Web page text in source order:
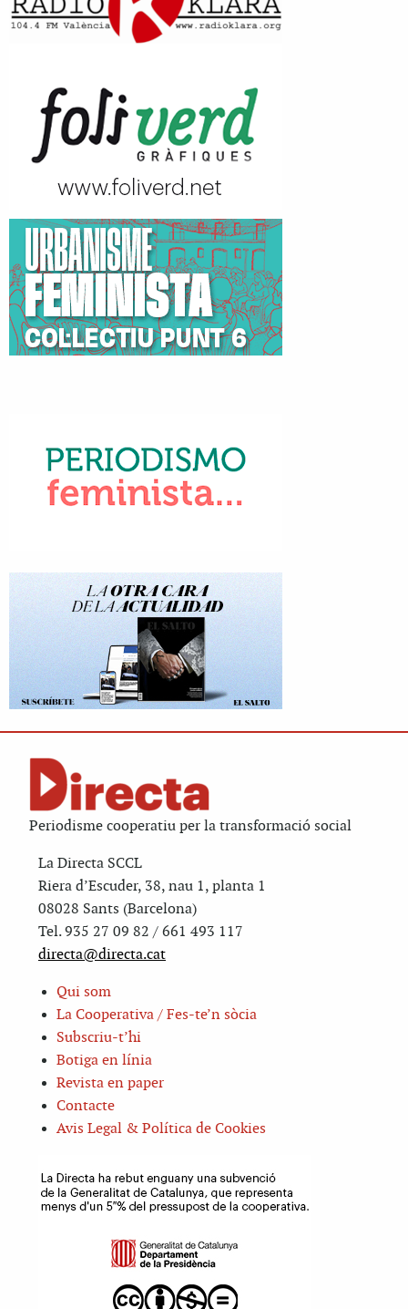
Periodisme cooperatiu per la transformació social
La Directa SCCL
Riera d’Escuder, 38, nau 1, planta 1
08028 Sants (Barcelona)
Tel. 935 27 09 82 / 661 493 117
directa@directa.cat
Qui som
La Cooperativa / Fes-te’n sòcia
Subscriu-t’hi
Botiga en línia
Revista en paper
Contacte
Avis Legal & Política de Cookies